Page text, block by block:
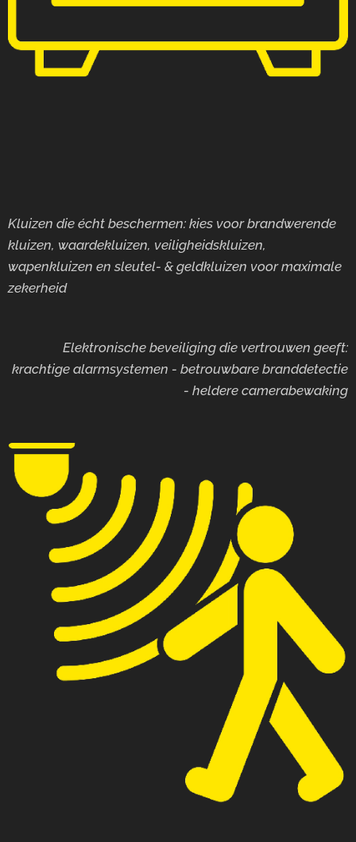
Kluizen die écht beschermen: kies voor brandwerende
kluizen, waardekluizen, veiligheidskluizen,
wapenkluizen en sleutel- & geldkluizen voor maximale
zekerheid
Elektronische beveiliging die vertrouwen geeft:
krachtige alarmsystemen - betrouwbare branddetectie
- heldere camerabewaking